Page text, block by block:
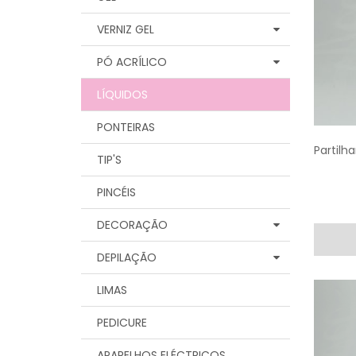
VERNIZ GEL
PÓ ACRÍLICO
LÍQUIDOS
PONTEIRAS
TIP'S
PINCÉIS
DECORAÇÃO
DEPILAÇÃO
LIMAS
PEDICURE